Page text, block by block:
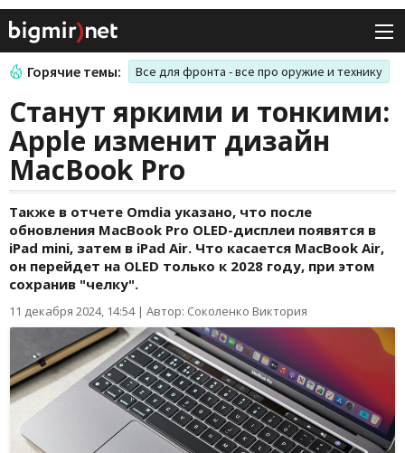
Горячие темы: Все для фронта - все про оружие и технику
Станут яркими и тонкими:
Apple изменит дизайн
MacBook Pro
Также в отчете Omdia указано, что после
обновления MacBook Pro OLED-дисплеи появятся в
iPad mini, затем в iPad Air. Что касается MacBook Air,
он перейдет на OLED только к 2028 году, при этом
сохранив "челку".
11 декабря 2024, 14:54| Автор: Соколенко Виктория